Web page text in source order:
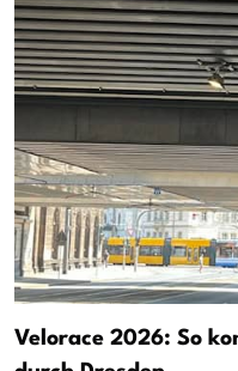
Velorace 2026: So